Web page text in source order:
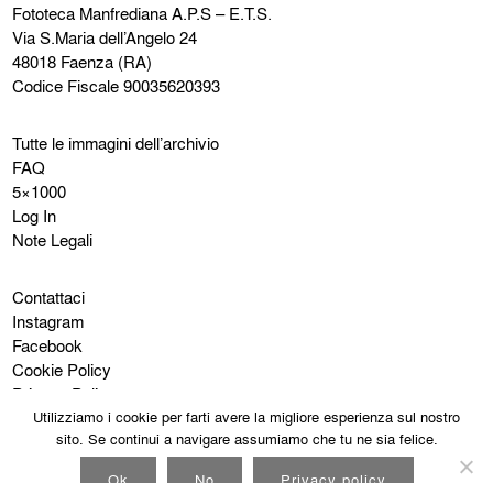
Fototeca ManfredianaA.P.S – E.T.S.
Via S.Maria dell’Angelo 24
48018 Faenza (RA)
Codice Fiscale 90035620393
Tutte le immagini dell’archivio
FAQ
5×1000
Log In
Note Legali
Contattaci
Instagram
Facebook
Cookie Policy
Privacy Policy
Utilizziamo i cookie per farti avere la migliore esperienza sul nostro
sito. Se continui a navigare assumiamo che tu ne sia felice.
Ok
No Privacy policy